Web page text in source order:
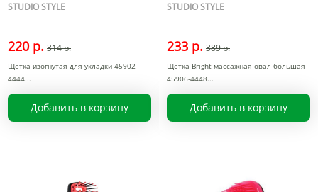
STUDIO STYLE
220 р. 314 р.
Щетка изогнутая для укладки 45902-
4444
Добавить в корзину
STUDIO STYLE
233 р. 389 р.
Щетка Bright массажная овал большая
45906-4448
Добавить в корзину